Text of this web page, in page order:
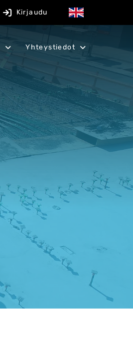
Kirjaudu
Yhteystiedot